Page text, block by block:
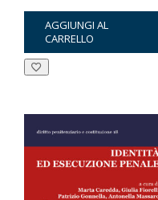
prezzo
originale
era:
prezzo
attuale
è:
AGGIUNGI AL
CARRELLO